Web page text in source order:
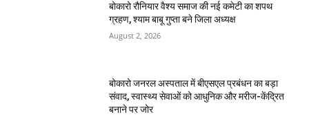
बोकारो रौनियार वैश्य समाज की नई कमेटी का शपथ
ग्रहण, श्याम बाबू गुप्ता बने जिला अध्यक्ष
August 2, 2026
बोकारो जनरल अस्पताल में बीएसएल प्रबंधन का बड़ा
संवाद, स्वास्थ्य सेवाओं को आधुनिक और मरीज-केंद्रित
बनाने पर जोर